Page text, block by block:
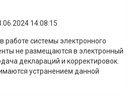
14:08:15
системы электронного
не размещаются в электронный
деклараций и корректировок.
устранением данной